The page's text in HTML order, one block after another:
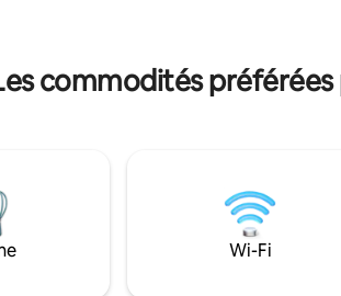
et de couchers
La villa dispose d'un
intimité totale.
chambres
une terrasse
commodités préférées
Wi-Fi